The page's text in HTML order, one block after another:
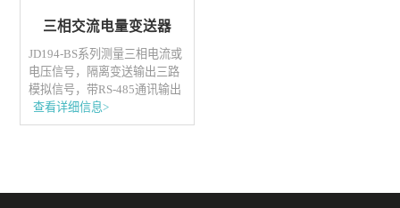
三相交流电量变送器
JD194-BS系列测量三相电流或
电压信号，隔离变送输出三路
模拟信号，带RS-485通讯输出
查看详细信息>